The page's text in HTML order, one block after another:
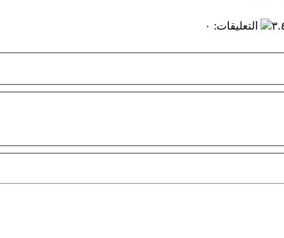
التعليقات: ٠